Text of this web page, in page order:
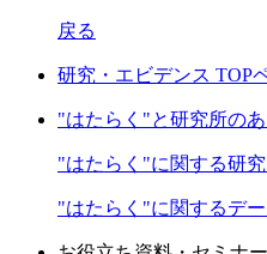
戻る
研究・エビデンス TOP
"はたらく"と研究所の
"はたらく"に関する研
"はたらく"に関するデ